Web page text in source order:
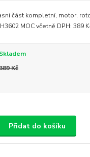
část kompletní, motor,
MOC včetně DPH: 389
Skladem
Kč
Přidat do košíku